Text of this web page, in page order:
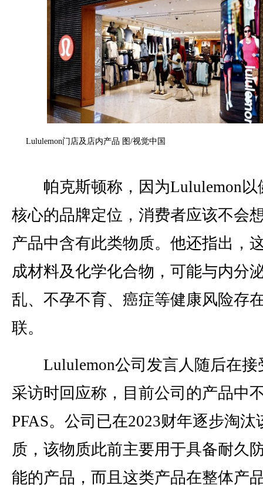
Lululemon门店及店内产品 图/视觉中国
帕克斯顿称，因为Lululemon以
核心的品牌定位，消费者应该不会
产品中含有此类物质。他还指出，
成材料及化学化合物，可能与内分
乱、不孕不育、癌症等健康风险存
联。
Lululemon公司发言人随后在接
采访时回应称，目前公司的产品中
PFAS。公司已在2023财年逐步淘汰
质，该物质此前主要用于具备耐久
能的产品，而且这类产品在整体产